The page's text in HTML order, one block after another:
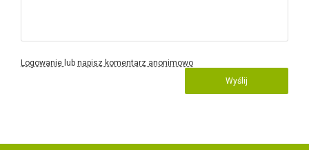
Logowanie lub napisz komentarz anonimowo
Wyślij